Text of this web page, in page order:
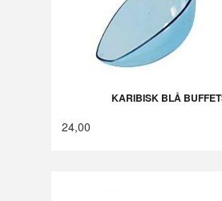
KARIBISK BLÅ
24,00